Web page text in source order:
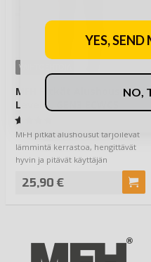
VAIHTOEHTOJA
MFH Pitkät Alushousut
Level II, GEN3 ECWCS
Olive
MFH pitkät alushousut tarjoilevat
lämmintä kerrastoa, hengittävät
hyvin ja pitävät käyttäjän
25,90 €
YES, SEND
NO,